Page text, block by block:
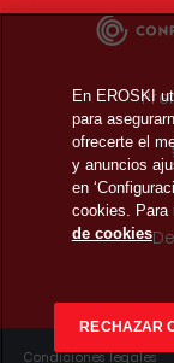
Condiciones legales
En EROSKI
para
ofrecerte el
y anuncios
en
cookies. Para
de cookies
RECHAZAR